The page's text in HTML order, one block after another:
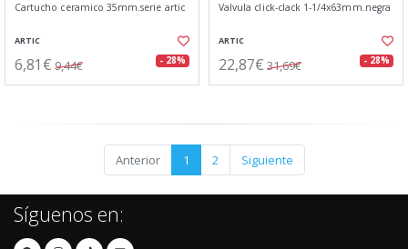
Cartucho ceramico 35mm.serie artic
ARTIC
6,81€ 9,44€ - 28%
Valvula click-clack 1-1/4x63mm.negra
ARTIC
22,87€ 31,69€ - 28%
Anterior 1 2 Siguiente
Síguenos en: